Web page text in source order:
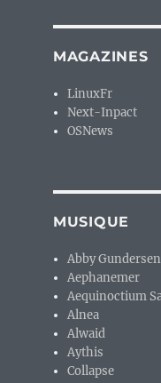
MAGAZINES
LinuxFr
Next-Inpact
OSNews
MUSIQUE
Abby Gundersen
Aephanemer
Aequinoctium
Alnea
Alwaid
Aythis
Collapse